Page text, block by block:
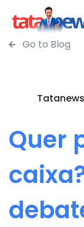
Go to Blog
Tatanews
Quer